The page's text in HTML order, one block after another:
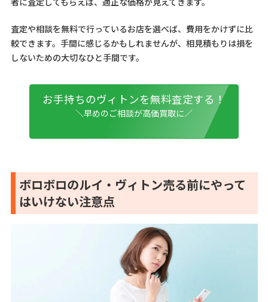
査定や相談を無料で行っているお店を選べば、費用をかけずに比
較できます。手間に感じるかもしれませんが、相見積もりは損を
しないための大切なひと手間です。
お手持ちのヴィトンを無料査定する！
＼早めのご相談が高価買取に／
ボロボロのルイ・ヴィトン売る前にやって
はいけない注意点